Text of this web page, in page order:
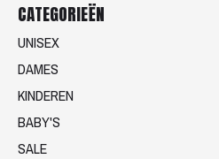
CATEGORIEËN
UNISEX
DAMES
KINDEREN
BABY'S
SALE